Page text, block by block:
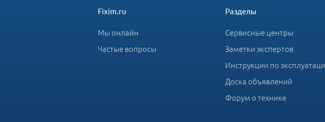
Fixim.ru
Мы онлайн
Частые вопросы
Разделы
Сервисные центры
Заметки экспертов
Инструкции по
Доска объявлений
Форум о технике